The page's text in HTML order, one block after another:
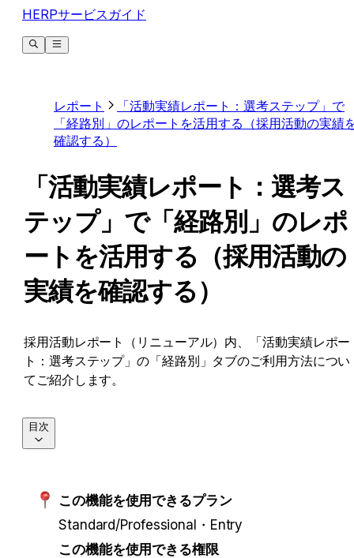
HERPサービスガイド
レポート
「活動実績レポート：選考ステップ」で
「経路別」のレポートを活用する（採用活動の実績
確認する）
「活動実績レポート：選考ス
テップ」で「経路別」のレポ
ートを活用する（採用活動の
実績を確認する）
採用活動レポート（リニューアル）内、「活動実績レポー
ト：選考ステップ」の「経路別」タブのご利用方法につい
てご紹介します。
この機能を使用できるプラン
Standard/Professional・Entry
この機能を使用できる権限
目次